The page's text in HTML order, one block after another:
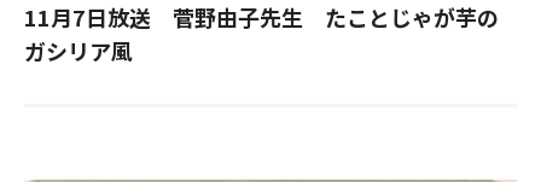
11月7日放送 菅野由子先生 たことじゃが芋の
ガシリア風